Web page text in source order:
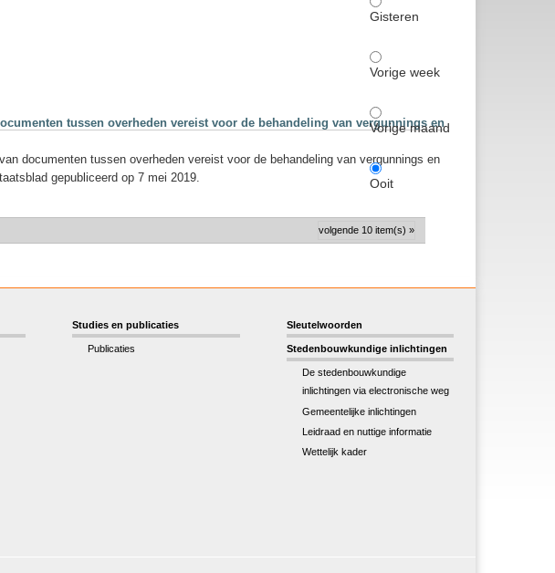
Gisteren
Vorige week
Vorige maand
Ooit
tussen overheden vereist voor de behandeling van vergunnings en
documenten tussen overheden vereist voor de behandeling van vergunnings en
gepubliceerd op 7 mei 2019.
volgende 10 item(s) »
Studies en publicaties
Publicaties
Sleutelwoorden
Stedenbouwkundige inlichtingen
De stedenbouwkundige
inlichtingen via electronische weg
Gemeentelijke inlichtingen
Leidraad en nuttige informatie
Wettelijk kader